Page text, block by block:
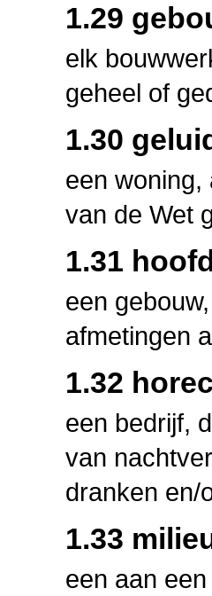
1.29
elk
geheel of
1.30
een woning,
van de Wet
1.31
een
afmetingen
1.32
een bedrijf,
van
dranken en/
1.33
een aan